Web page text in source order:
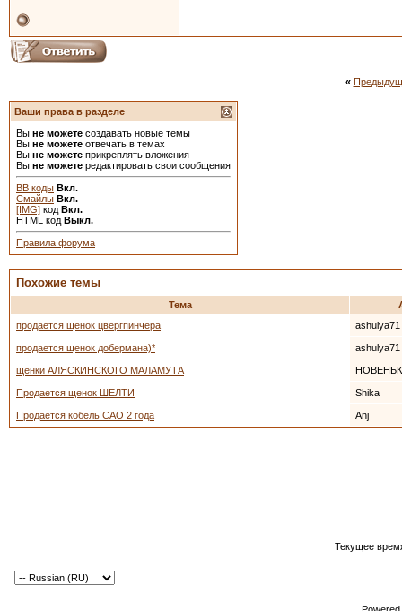
«
Ваши права в разделе
Вы не можете создавать новые темы
Вы не можете отвечать в темах
Вы не можете прикреплять вложения
Вы не можете редактировать свои сообщения
BB коды Вкл.
Смайлы Вкл.
[IMG] код Вкл.
HTML код Выкл.
Правила форума
Похожие темы
Тема
продается щенок цвергпинчера
ashulya71
продается щенок добермана)* ashulya71
щенки АЛЯСКИНСКОГО МАЛАМУТА
Продается щенок ШЕЛТИ Shika
Продается кобель САО 2 года Anj
Текущее